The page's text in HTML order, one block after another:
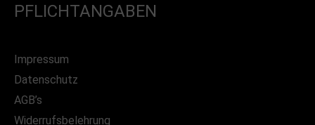
PFLICHTANGABEN
Impressum
Datenschutz
AGB’s
Widerrufsbelehrung